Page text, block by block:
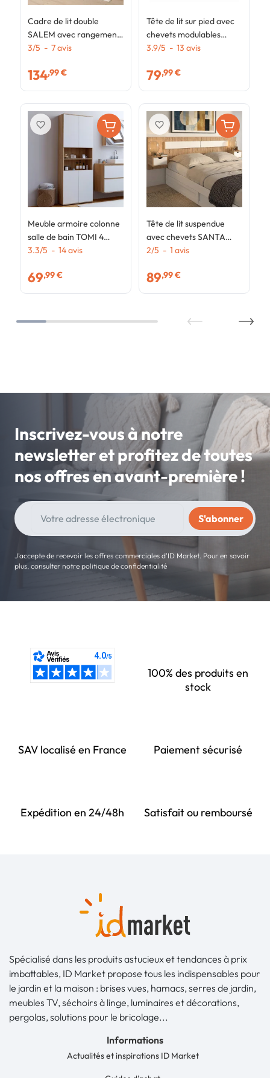
Cadre de lit double
SALEM avec rangements
et sommier 180 x 200 cm
3/5 - 7avis
134,99 €
Meuble armoire colonne
salle de bain TOMI 4
portes 2 niches façon
3.3/5 - 14avis
69,99 €
favorite_border
Tête de lit sur pied avec
chevets modulables
SAPA pour lit 140, 160 ou
3.9/5 - 13 avis
79,99 €
Tête de lit suspendue
avec chevets SANTA
pour lit 140, 160 et 180
2/5 - 1 avis
89,99 €
favorite_border
Inscrivez-vous à notre
newsletter et profitez de toutes
nos offres en avant-première !
J'accepte de recevoir les offres commerciales d'ID Market. Pour en savoir
plus, consulter notre politique de confidentialité
100% des produits en
stock
SAV localisé en France Paiement sécurisé
Expédition en 24/48h Satisfait ou remboursé
Spécialisé dans les produits astucieux et tendances à prix
imbattables, ID Market propose tous les indispensables pour
le jardin et la maison : brises vues, hamacs, serres de jardin,
meubles TV, séchoirs à linge, luminaires et décorations,
pergolas, solutions pour le bricolage...
Informations
Actualités et inspirations ID Market